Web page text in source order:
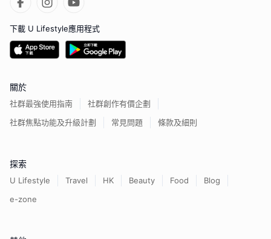
下載 U Lifestyle應用程式
關於
社群最強使用指南
社群創作有價企劃
社群焦點功能及升級計劃
常見問題 條款及細則
探索
U Lifestyle Travel HK Beauty Food
Blog
e-zone